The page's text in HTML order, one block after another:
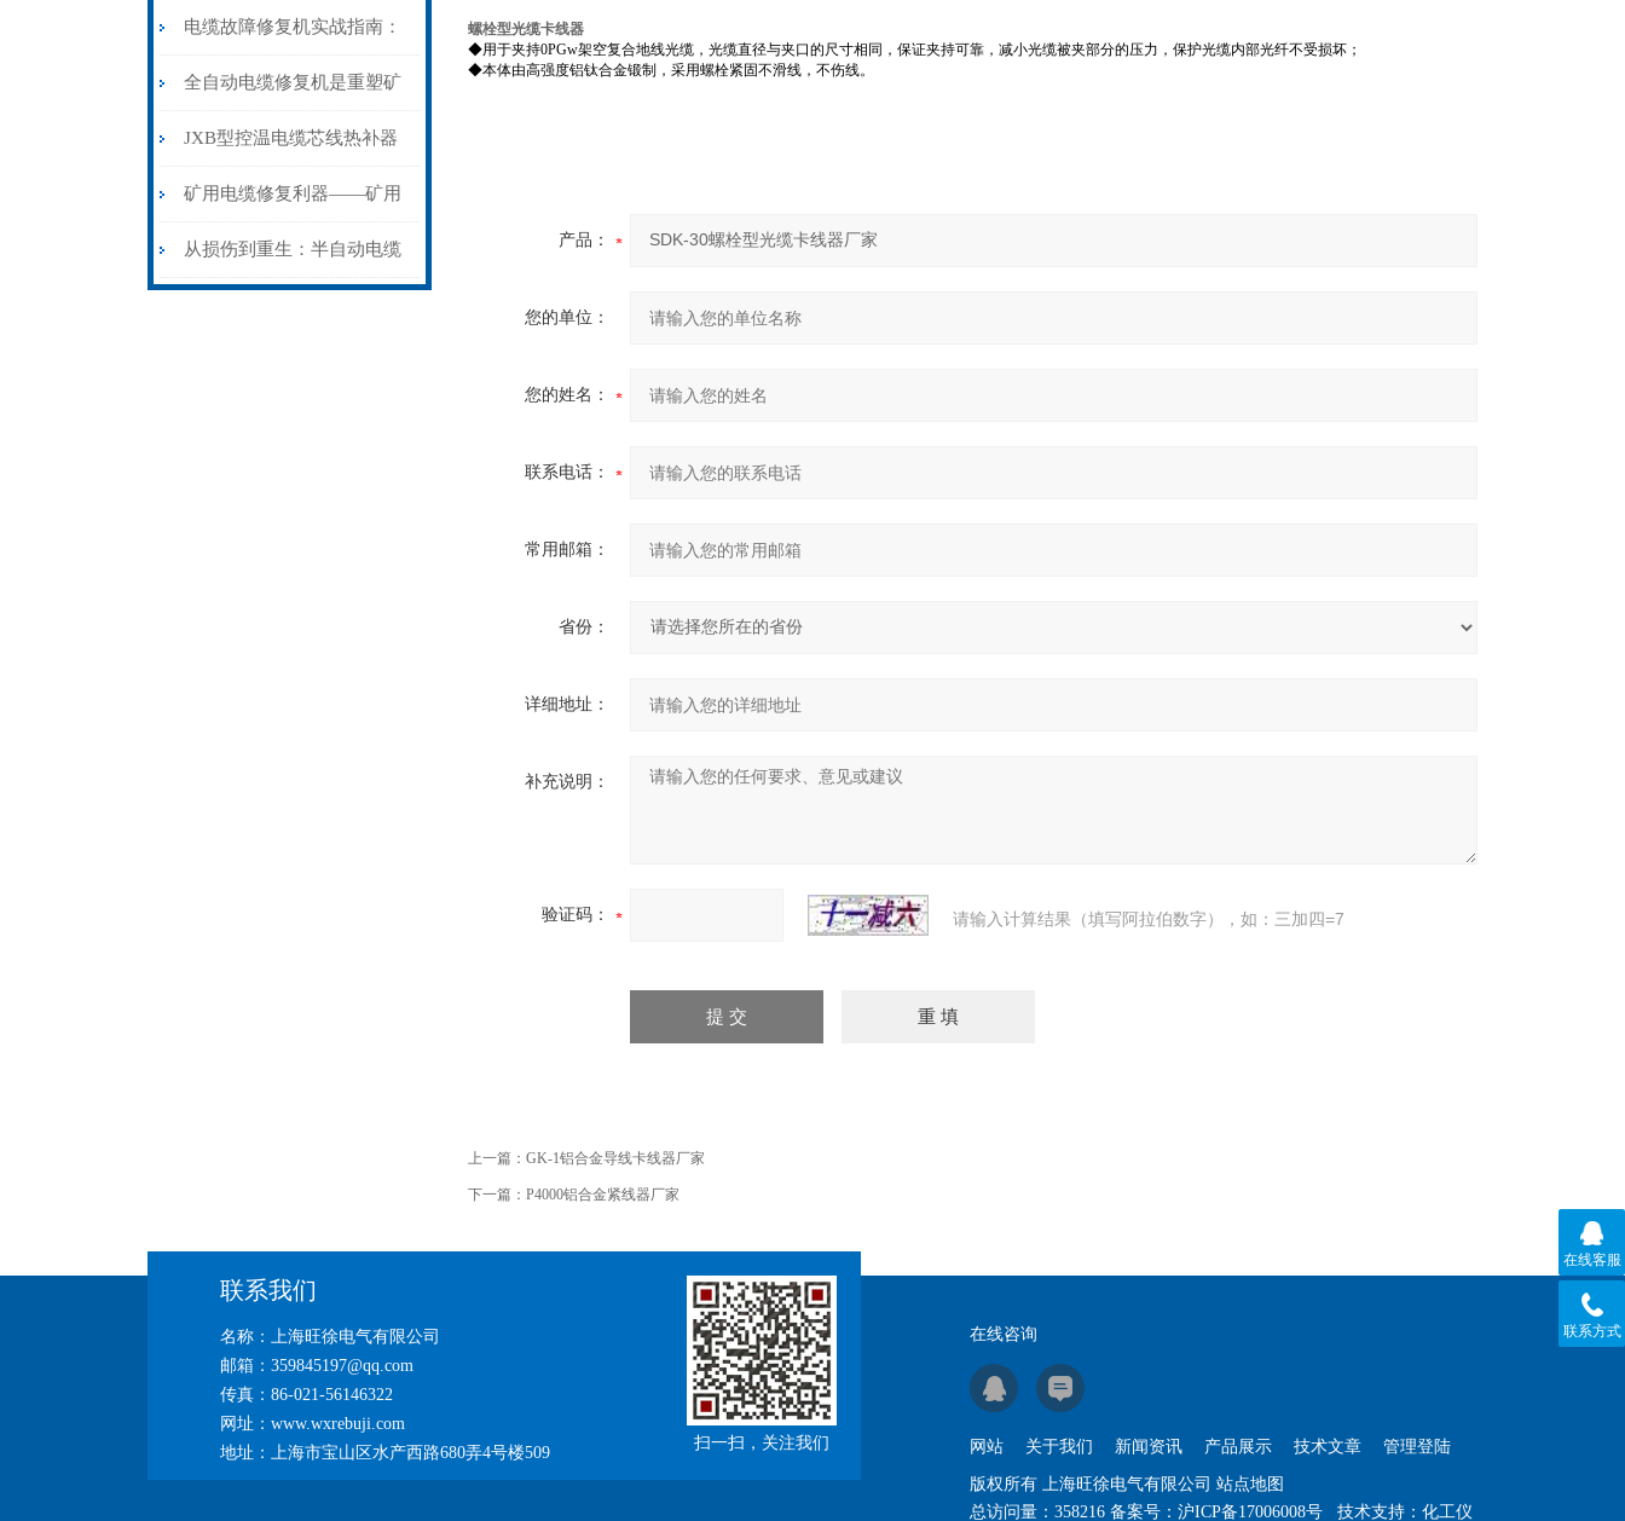
电缆故障修复机实战指南：
从“盲测”到“精确定点”的三
步作业法
全自动电缆修复机是重塑矿
山电力动脉的“智能外科医
生”
JXB型控温电缆芯线热补器
安装与接线：精准修复的工
艺基石
矿用电缆修复利器——矿用
电缆热补机智能控温，安全
从损伤到重生：半自动电缆
螺栓型光缆卡线器
◆用于夹持0PGw架空复合地线光缆，光缆直径与夹口的尺寸相同，保证夹持可靠，减小光缆被夹部分的压力，保护光缆内部光纤不受损坏；
◆本体由高强度铝钛合金锻制，采用螺栓紧固不滑线，不伤线。
产品：
您的单位：
您的姓名：
联系电话：
常用邮箱：
省份：
详细地址：
补充说明：
验证码： 请输入计算结果（填写阿拉伯数字），如：三加四=7
上一篇： GK-1铝合金导线卡线器厂家
下一篇： P4000铝合金紧线器厂家
联系我们
名称：上海旺徐电气有限公司
邮箱：359845197@qq.com
传真：86-021-56146322
网址：www.wxrebuji.com
地址：上海市宝山区水产西路680弄4号楼509
扫一扫，关注我们
在线咨询
网站 关于我们 新闻资讯 产品展示 技术文章 管理登陆
版权所有 上海旺徐电气有限公司 站点地图
总访问量： 358216 备案号： 沪ICP备17006008号 技术支持： 化工仪
在线客服
联系方式